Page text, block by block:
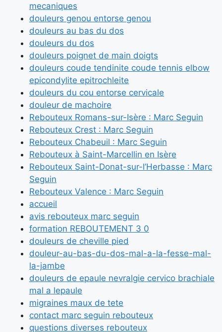
mecaniques
douleurs genou entorse genou
douleurs au bas du dos
douleurs du dos
douleurs poignet de main doigts
douleurs coude tendinite coude tennis elbow
epicondylite epitrochleite
douleurs du cou entorse cervicale
douleur de machoire
Rebouteux Romans-sur-Isère : Marc Seguin
Rebouteux Crest : Marc Seguin
Rebouteux Chabeuil : Marc Seguin
Rebouteux à Saint-Marcellin en Isère
Rebouteux Saint-Donat-sur-l’Herbasse : Marc
Seguin
Rebouteux Valence : Marc Seguin
accueil
avis rebouteux marc seguin
formation REBOUTEMENT 3 0
douleurs de cheville pied
douleur-au-bas-du-dos-mal-a-la-fesse-mal-
la-jambe
douleurs de epaule nevralgie cervico brachiale
mal a lepaule
migraines maux de tete
contact marc seguin rebouteux
questions diverses rebouteux